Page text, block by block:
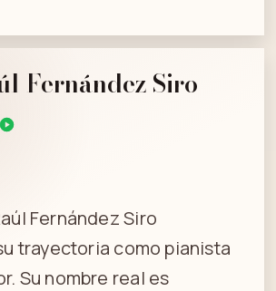
Fernández Siro
Fernández Siro
trayectoria como pianista
Su nombre real es